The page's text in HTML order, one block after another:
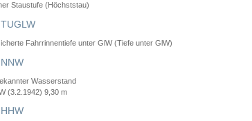
Staustufe (Höchststau)
Fahrrinnentiefe unter GlW (Tiefe unter GlW)
Wasserstand
(3.2.1942) 9,30 m